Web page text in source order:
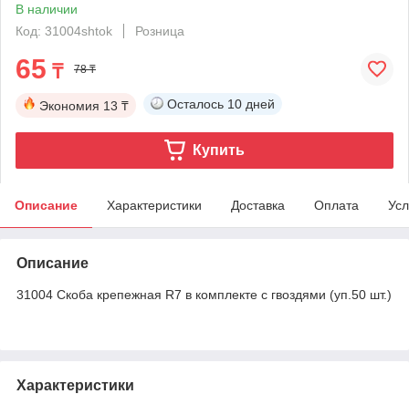
В наличии
Код: 31004shtok
Розница
65 ₸ 78 ₸
Экономия 13 ₸ Осталось 10 дней
Купить
Описание Характеристики Доставка Оплата
Описание
31004 Скоба крепежная R7 в комплекте с гвоздями (уп.50 шт.)
Характеристики